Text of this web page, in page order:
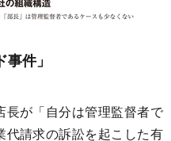
件」
が「自分は管理監督者で
代請求の訴訟を起こした有